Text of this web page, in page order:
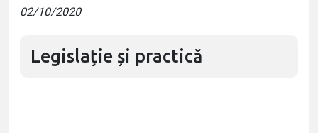
02/10/2020
Legislație și practică